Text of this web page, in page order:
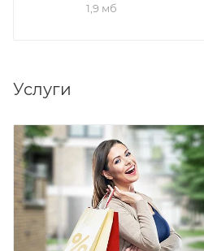
1,9 мб
Услуги